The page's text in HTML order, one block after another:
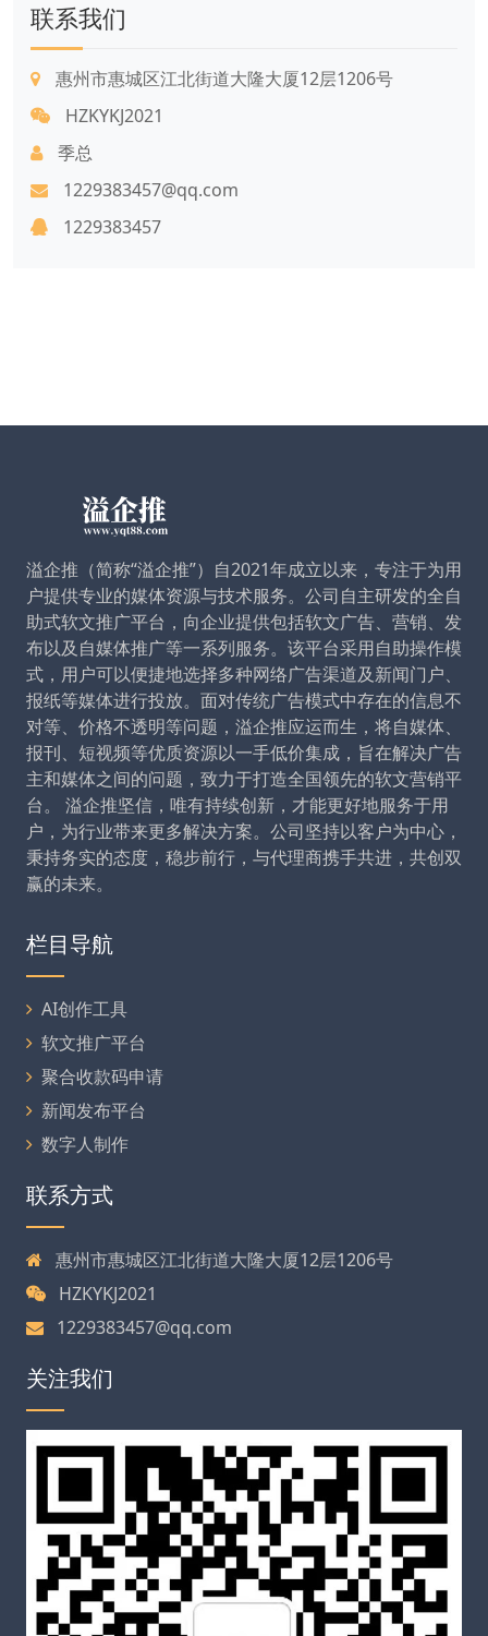
联系我们
惠州市惠城区江北街道大隆大厦12层1206号
HZKYKJ2021
季总
1229383457@qq.com
1229383457
溢企推（简称“溢企推”）自2021年成立以来，专注于为用
户提供专业的媒体资源与技术服务。公司自主研发的全自
助式软文推广平台，向企业提供包括软文广告、营销、发
布以及自媒体推广等一系列服务。该平台采用自助操作模
式，用户可以便捷地选择多种网络广告渠道及新闻门户、
报纸等媒体进行投放。面对传统广告模式中存在的信息不
对等、价格不透明等问题，溢企推应运而生，将自媒体、
报刊、短视频等优质资源以一手低价集成，旨在解决广告
主和媒体之间的问题，致力于打造全国领先的软文营销平
台。 溢企推坚信，唯有持续创新，才能更好地服务于用
户，为行业带来更多解决方案。公司坚持以客户为中心，
秉持务实的态度，稳步前行，与代理商携手共进，共创双
赢的未来。
栏目导航
AI创作工具
软文推广平台
聚合收款码申请
新闻发布平台
数字人制作
联系方式
惠州市惠城区江北街道大隆大厦12层1206号
HZKYKJ2021
1229383457@qq.com
关注我们